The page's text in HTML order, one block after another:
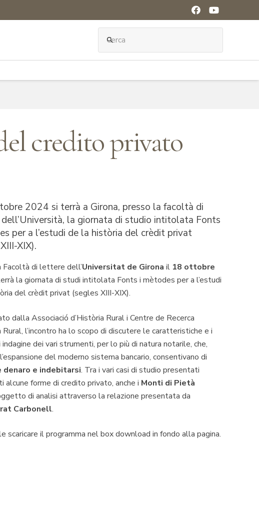
search
credito privato
2024 si terrà a Girona, presso la facoltà di
la giornata di studio intitolata Fonts
per a l’estudi de la història del crèdit privat
XIX).
Facoltà di lettere dell’Universitat de Girona il 18 ottobre
la giornata di studi intitolata Fonts i mètodes per a l’estudi
del crèdit privat (segles XIII-XIX).
dalla Associació d’Història Rural i Centre de Recerca
Rural, l’incontro ha lo scopo di discutere le caratteristiche e i
dei vari strumenti, per lo più di natura notarile, che,
del moderno sistema bancario, consentivano di
denaro e indebitarsi. Tra i vari casi di studio presentati
alcune forme di credito privato, anche i Monti di Pietà
di analisi attraverso la relazione presentata da
Carbonell.
scaricare il programma nel box download in fondo alla pagina.